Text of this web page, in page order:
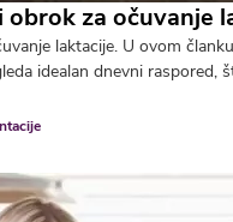
za očuvanje
laktacije. U ovom
idealan dnevni raspored,